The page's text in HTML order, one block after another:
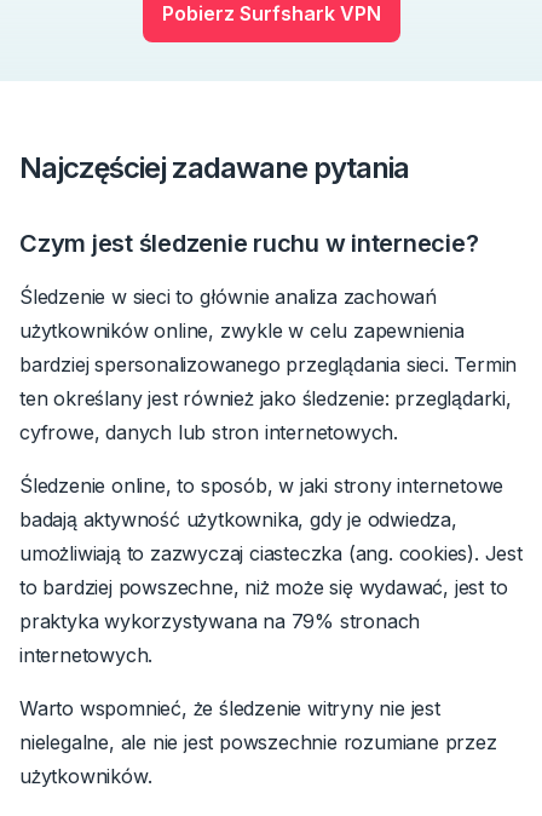
Pobierz Surfshark VPN
Najczęściej zadawane pytania
Czym jest śledzenie ruchu w internecie?
Śledzenie w sieci to głównie analiza zachowań
użytkowników online, zwykle w celu zapewnienia
bardziej spersonalizowanego przeglądania sieci. Termin
ten określany jest również jako śledzenie: przeglądarki,
cyfrowe, danych lub stron internetowych.
Śledzenie online, to sposób, w jaki strony internetowe
badają aktywność użytkownika, gdy je odwiedza,
umożliwiają to zazwyczaj ciasteczka (ang. cookies). Jest
to bardziej powszechne, niż może się wydawać, jest to
praktyka wykorzystywana na 79% stronach
internetowych.
Warto wspomnieć, że śledzenie witryny nie jest
nielegalne, ale nie jest powszechnie rozumiane przez
użytkowników.